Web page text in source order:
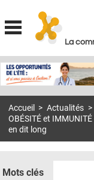
La
MON COMPTE
S'ABONNER À LA
ACTUS
Accueil > Actualités >
OBÉSITÉ et
en dit long
Mots clés